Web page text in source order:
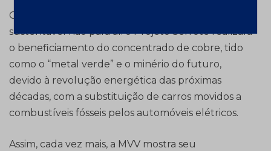
O aporte da nossa empresa ao aspecto
sustentável não para aí: o Projeto Serrote realizará
o beneficiamento do concentrado de cobre, tido
como o “metal verde” e o minério do futuro,
devido à revolução energética das próximas
décadas, com a substituição de carros movidos a
combustíveis fósseis pelos automóveis elétricos.
Assim, cada vez mais, a MVV mostra seu